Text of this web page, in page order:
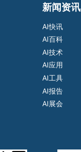
新闻资讯
AI快讯
AI百科
AI技术
AI应用
AI工具
AI报告
AI展会